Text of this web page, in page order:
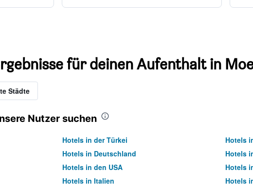
für deinen Aufenthalt in
Städte
Nutzer suchen
Hotels in der Türkei
Hotels
Hotels in Deutschland
Hotels
Hotels in den USA
Hotels
Hotels in Italien Hotels